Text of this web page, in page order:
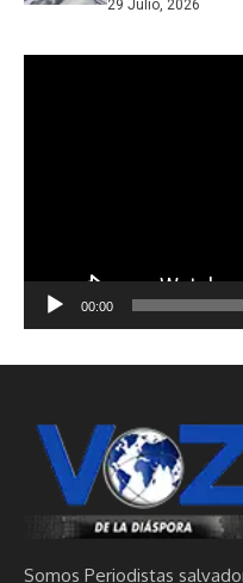
29 Julio, 2026
00:00
Somos Periodistas